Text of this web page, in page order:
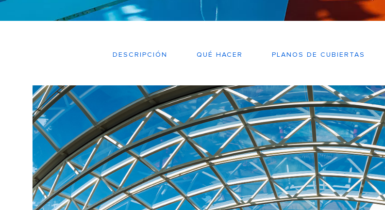
DESCRIPCIÓN QUÉ HACER PLANOS DE CUBIERTAS